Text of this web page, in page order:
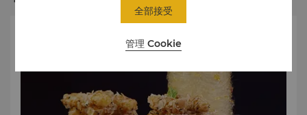
管理 Cookie
全部接受